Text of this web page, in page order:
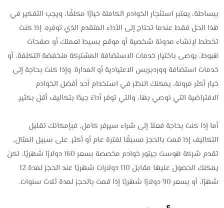
ببساطة، يعتبر استئجار الخوادم الكاملة خيارًا مكلفًا، ويجب التفكير في
هذا الحل فقط عندما تحتاج إلى الأداء المتقدم الذي توفره. إذا كنت
تخطط لإنشاء مدونة شخصية أو موقع بسيط لعملك أو صفحات
هبوط، يوصى باختيار خدمات الاستضافة المشتركة منخفضة التكلفة، أو
خدمات استضافة ووردبريس الاعتيادية أو المدارة. وإذا كنت بحاجة إلى
خيار أكثر مرونة، يمكنك النظر في استخدام أحد أفضل الخوادم
الافتراضية التي نوصي بها، والتي توفر أداءً جيدًا بتكاليف أقل بكثير.
أما إذا كنت بحاجة فعلاً إلى شراء سيرفر كامل، فبإمكانك تقليل
التكاليف إذا قمت بالحجز مسبقًا لفترة عام أو أكثر. على سبيل المثال،
تقدم شركة هوست جيتور خوادم مخصصة بسعر 160 دولارًا شهريًا، لكن
يمكنك الحصول عليها مقابل 110 دولارات شهريًا عند الحجز لمدة 12
شهرًا، أو بسعر 90 دولارًا شهريًا إذا قمت بالحجز لمدة ثلاث سنوات.